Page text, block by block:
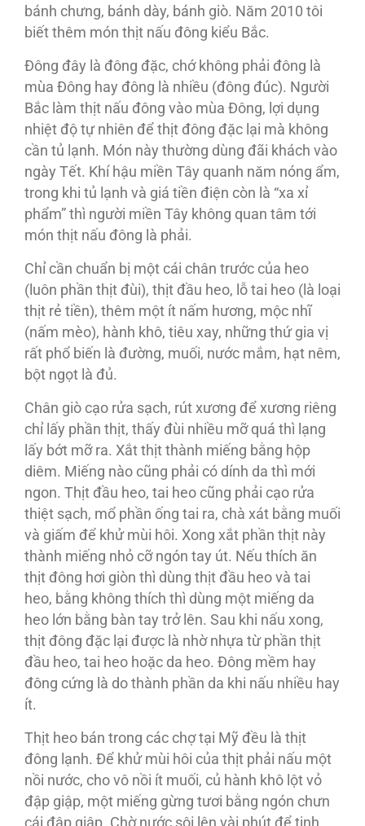
bánh chưng, bánh dày, bánh giò. Năm 2010 tôi
biết thêm món thịt nấu đông kiểu Bắc.
Ðông đây là đông đặc, chớ không phải đông là
mùa Ðông hay đông là nhiều (đông đúc). Người
Bắc làm thịt nấu đông vào mùa Ðông, lợi dụng
nhiệt độ tự nhiên để thịt đông đặc lại mà không
cần tủ lạnh. Món này thường dùng đãi khách vào
ngày Tết. Khí hậu miền Tây quanh năm nóng ẩm,
trong khi tủ lạnh và giá tiền điện còn là “xa xỉ
phẩm” thì người miền Tây không quan tâm tới
món thịt nấu đông là phải.
Chỉ cần chuẩn bị một cái chân trước của heo
(luôn phần thịt đùi), thịt đầu heo, lỗ tai heo (là loại
thịt rẻ tiền), thêm một ít nấm hương, mộc nhĩ
(nấm mèo), hành khô, tiêu xay, những thứ gia vị
rất phổ biến là đường, muối, nước mắm, hạt nêm,
bột ngọt là đủ.
Chân giò cạo rửa sạch, rút xương để xương riêng
chỉ lấy phần thịt, thấy đùi nhiều mỡ quá thì lạng
lấy bớt mỡ ra. Xắt thịt thành miếng bằng hộp
diêm. Miếng nào cũng phải có dính da thì mới
ngon. Thịt đầu heo, tai heo cũng phải cạo rửa
thiệt sạch, mổ phần ống tai ra, chà xát bằng muối
và giấm để khử mùi hôi. Xong xắt phần thịt này
thành miếng nhỏ cỡ ngón tay út. Nếu thích ăn
thịt đông hơi giòn thì dùng thịt đầu heo và tai
heo, bằng không thích thì dùng một miếng da
heo lớn bằng bàn tay trở lên. Sau khi nấu xong,
thịt đông đặc lại được là nhờ nhựa từ phần thịt
đầu heo, tai heo hoặc da heo. Ðông mềm hay
đông cứng là do thành phần da khi nấu nhiều hay
ít.
Thịt heo bán trong các chợ tại Mỹ đều là thịt
đông lạnh. Ðể khử mùi hôi của thịt phải nấu một
nồi nước, cho vô nồi ít muối, củ hành khô lột vỏ
đập giập, một miếng gừng tươi bằng ngón chưn